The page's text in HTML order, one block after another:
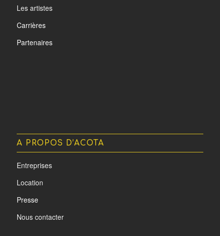
Les artistes
Carrières
Partenaires
A PROPOS D’ACOTA
Entreprises
Location
Presse
Nous contacter